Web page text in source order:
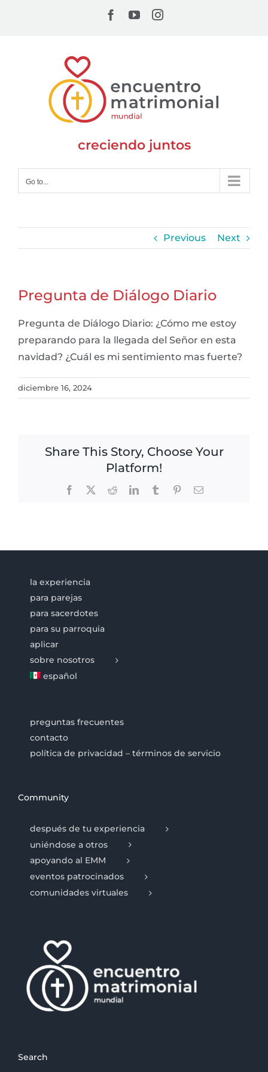
Facebook
YouTubeInstagram
creciendo juntos
Go to...
Previous Next
Pregunta de Diálogo Diario
Pregunta de Diálogo Diario: ¿Cómo me estoy
preparando para la llegada del Señor en esta
navidad? ¿Cuál es mi sentimiento mas fuerte?
diciembre 16, 2024
Share This Story, Choose Your
Platform!
Facebook RedditLinkedInTumblr PinterestEmail
la experiencia
para parejas
para sacerdotes
para su parroquia
aplicar
sobre nosotros
español
preguntas frecuentes
contacto
política de privacidad – términos de servicio
Community
después de tu experiencia
uniéndose a otros
apoyando al EMM
eventos patrocinados
comunidades virtuales
Search